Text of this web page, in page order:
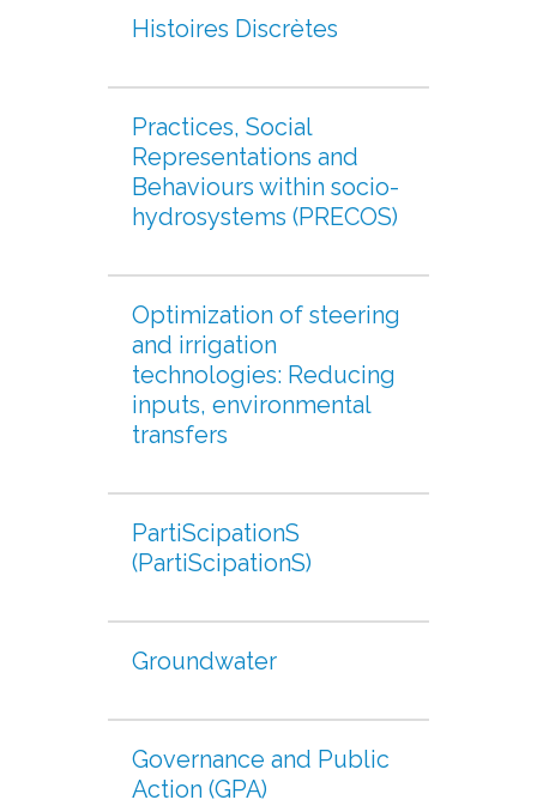
Histoires Discrètes
Practices, Social
Representations and
Behaviours within socio-
hydrosystems (PRECOS)
Optimization of steering
and irrigation
technologies: Reducing
inputs, environmental
transfers
PartiScipationS
(PartiScipationS)
Groundwater
Governance and Public
Action (GPA)